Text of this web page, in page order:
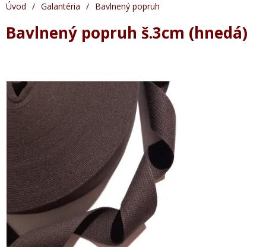
Úvod / Galantéria / Bavlnený popruh
Bavlnený popruh š.3cm (hnedá)